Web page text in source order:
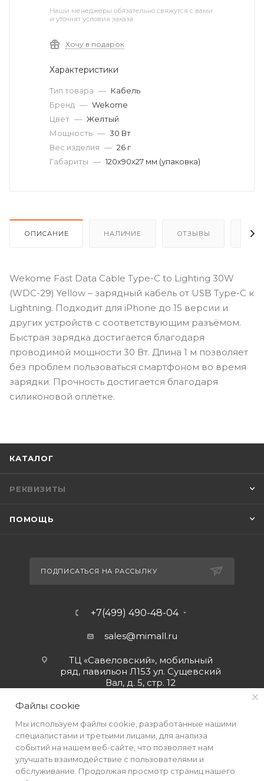
Наши менеджеры обязательно свяжутся с вами
и уточнят условия заказа
Хочу в подарок
Характеристики
Тип товара — Кабель
Бренд — Wekome
Цвет — Желтый
Мощность — 30 Вт
Вес изделия — 26 г
Габариты — 120х90х27 мм (упаковка)
ОПИСАНИЕ НАЛИЧИЕ ОТЗЫВЫ
Wekome Fast Data Cable Type-C to Lighting 30W
(WDC-29) Yellow – зарядный кабель от USB Type-C к
Lightning. Подходит для iPhone до 15 версии и
других устройств с соответствующим разъёмом.
Быстрая зарядка достигается благодаря
проводимой мощности 30 Вт. Длина 1 м позволяет
без проблем пользоваться смартфоном во время
зарядки. Прочность достигается благодаря
силиконовой оплётке.
КАТАЛОГ
РЕКВИЗИТЫ
ПОМОЩЬ
ПОДПИСАТЬСЯ НА РАССЫЛКУ
+7(499) 490-48-04
sales@mimall.ru
ТЦ «Савеловский», мобильный
ряд, павильон Л153 ул. Сущевский
Вал, д. 5, стр. 12
Файлы cookie
Мы используем файлы cookie, разработанные нашими
специалистами и третьими лицами, для анализа
событий на нашем веб-сайте, что позволяет нам
улучшать взаимодействие с пользователями и
обслуживание. Продолжая просмотр страниц нашего